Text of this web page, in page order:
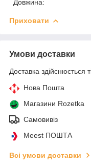
Довжина:
Приховати
Умови доставки
Доставка здійснюється
Нова Пошта
Магазини Rozetka
Самовивіз
Meest ПОШТА
Всі умови доставки